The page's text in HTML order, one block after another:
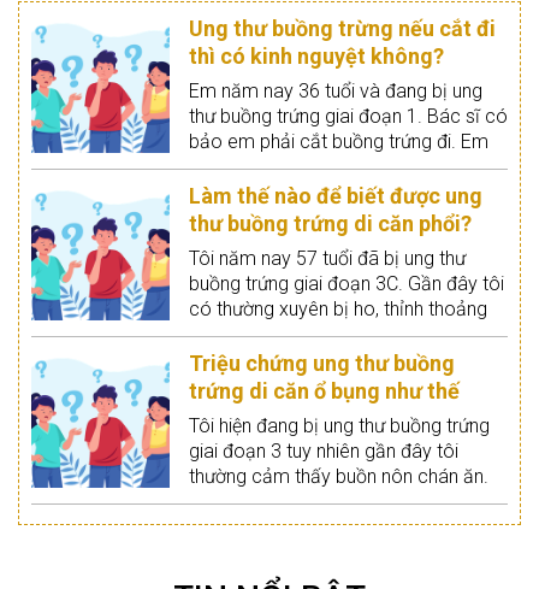
Ung thư buồng trừng nếu cắt đi
thì có kinh nguyệt không?
Em năm nay 36 tuổi và đang bị ung
thư buồng trứng giai đoạn 1. Bác sĩ có
bảo em phải cắt buồng trứng đi. Em
đang băn khoăn lo lắng, nếu em cắt
buồng trứng đi thì sau này em còn có
kinh nguyệt hay mang thai không?
Làm thế nào để biết được ung
thư buồng trứng di căn phổi?
Tôi năm nay 57 tuổi đã bị ung thư
buồng trứng giai đoạn 3C. Gần đây tôi
có thường xuyên bị ho, thỉnh thoảng
cảm thấy khó thở. Tôi nghĩ có thể
mình bị ung thư buồng trứng di căn
phổi tuy nhiên không chắc lắm. Vậy
làm sao để biết tôi bị gì và tôi phải
làm gì nếu bị di căn phổi.
Triệu chứng ung thư buồng
trứng di căn ổ bụng như thế
nào?
Tôi hiện đang bị ung thư buồng trứng
giai đoạn 3 tuy nhiên gần đây tôi
thường cảm thấy buồn nôn chán ăn.
Có người bảo có thể ung thư buồng
trứng của tôi đã di căn sang ổ bụng.
phải tôi đã bị di căn sang ổ bụng
Ung thư buồng trứng có nguy